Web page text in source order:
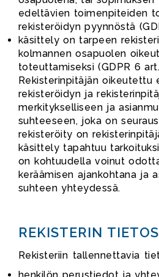
edeltävien toimenpiteiden
rekisteröidyn pyynnöstä
käsittely on tarpeen
kolmannen osapuolen
toteuttamiseksi (GDPR 6
Rekisterinpitäjän oikeutettu
rekisteröidyn ja
merkitykselliseen ja
suhteeseen, joka on
rekisteröity on
käsittely tapahtuu
on kohtuudella voinut
keräämisen ajankohtana ja
suhteen yhteydessä.
REKISTERIN
Rekisteriin tallennettavia